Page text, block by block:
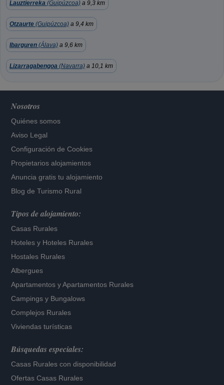
Lauztierreka (Guipúzcoa) a 9,3 km
Otzaurte (Guipúzcoa) a 9,4 km
Ibarguren (Álava) a 9,6 km
Lizarragabengoa (Navarra) a 10,1 km
Nosotros
Quiénes somos
Aviso Legal
Configuración de Cookies
Propietarios alojamientos
Anuncia gratis tu alojamiento
Blog de Turismo Rural
Tipos de alojamiento:
Casas Rurales
Hoteles y Hoteles Rurales
Hostales Rurales
Albergues
Apartamentos yApartamentos Rurales
Campings y Bungalows
Complejos Rurales
Viviendas turísticas
Búsquedas especiales:
Casas Rurales con disponibilidad
Ofertas Casas Rurales